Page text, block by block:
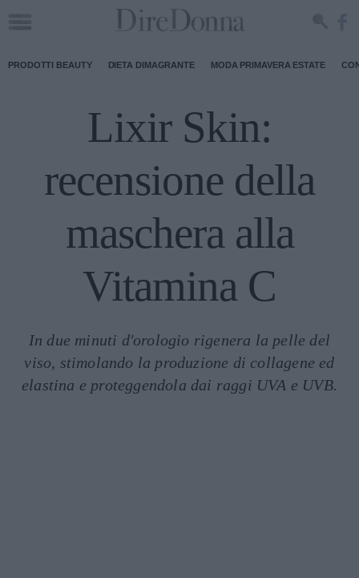
PRODOTTI BEAUTY DIETA DIMAGRANTE MODA PRIMAVERA ESTATE
Lixir Skin:
recensione della
maschera alla
Vitamina C
In due minuti d'orologio rigenera la pelle del
viso, stimolando la produzione di collagene ed
elastina e proteggendola dai raggi UVA e UVB.